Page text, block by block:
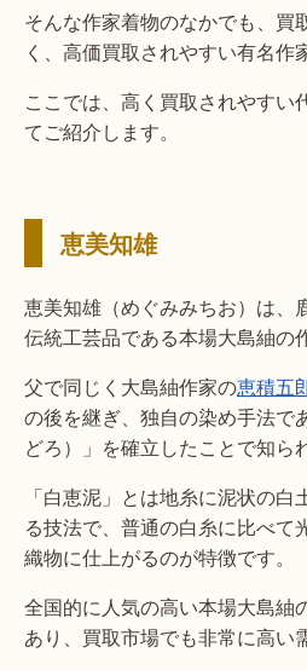
そんな作家着物のなかでも、買
く、高価買取されやすい有名作
ここでは、高く買取されやすい
てご紹介します。
恵美知雄
恵美知雄（めぐみみちお）は、
伝統工芸品である本場大島紬の
父で同じく大島紬作家の恵積五
の後を継ぎ、独自の染め手法で
どろ）」を確立したことで知ら
「白恵泥」とは地糸に泥状の
る技法で、普通の白糸に比べて
織物に仕上がるのが特徴です。
全国的に人気の高い本場大島紬
あり、買取市場でも非常に高い